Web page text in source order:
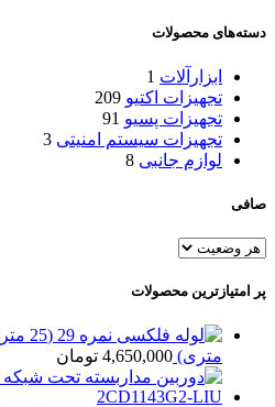
دسته‌های محصولات
ابزارآلات 1
تجهیزات اکتیو 209
تجهیزات پسیو 91
تجهیزات سیستم امنیتی 3
لوازم جانبی 8
صافی
پر امتیازترین محصولات
متری) 4,650,000 تومان